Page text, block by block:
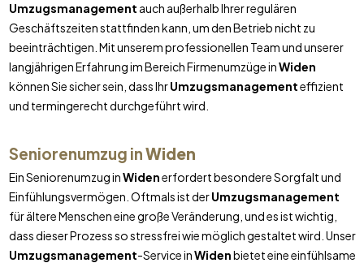
Umzugsmanagement auch außerhalb Ihrer regulären
Geschäftszeiten stattfinden kann, um den Betrieb nicht zu
beeinträchtigen. Mit unserem professionellen Team und unserer
langjährigen Erfahrung im Bereich Firmenumzüge inWiden
können Sie sicher sein, dass IhrUmzugsmanagementeffizient
und termingerecht durchgeführt wird.
Seniorenumzug inWiden
Ein Seniorenumzug inWidenerfordert besondere Sorgfalt und
Einfühlungsvermögen. Oftmals ist derUmzugsmanagement
für ältere Menschen eine große Veränderung, und es ist wichtig,
dass dieser Prozess so stressfrei wie möglich gestaltet wird. Unser
Umzugsmanagement-Service inWidenbietet eine einfühlsame